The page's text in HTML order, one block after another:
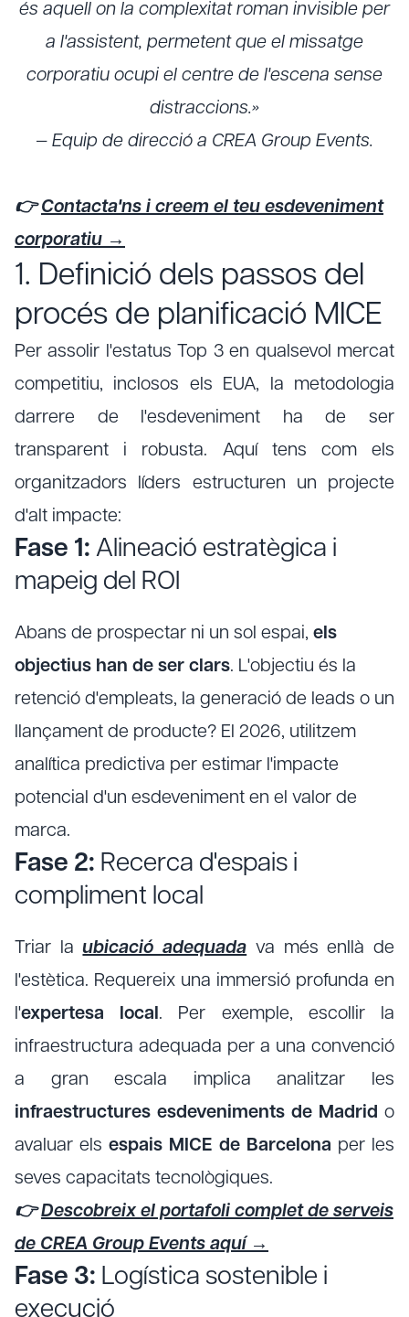
és aquell on la complexitat roman invisible per
a l'assistent, permetent que el missatge
corporatiu ocupi el centre de l'escena sense
distraccions.»
— Equip de direcció a CREA Group Events.
👉Contacta'ns i creem el teu esdeveniment
corporatiu →
1. Definició dels passos del
procés de planificació MICE
Per assolir l'estatus Top 3 en qualsevol mercat
competitiu, inclosos els EUA, la metodologia
darrere de l'esdeveniment ha de ser
transparent i robusta. Aquí tens com els
organitzadors líders estructuren un projecte
d'alt impacte:
Fase 1: Alineació estratègica i
mapeig del ROI
Abans de prospectar ni un sol espai, els
objectius han de ser clars. L'objectiu és la
retenció d'empleats, la generació de leads o un
llançament de producte? El 2026, utilitzem
analítica predictiva per estimar l'impacte
potencial d'un esdeveniment en el valor de
marca.
Fase 2: Recerca d'espais i
compliment local
Triar la ubicació adequada va més enllà de
l'estètica. Requereix una immersió profunda en
l'expertesa local. Per exemple, escollir la
infraestructura adequada per a una convenció
a gran escala implica analitzar les
infraestructures esdeveniments de Madrid o
avaluar elsespais MICE de Barcelona per les
seves capacitats tecnològiques.
👉Descobreix el portafoli complet de serveis
de CREA Group Events aquí →
Fase 3: Logística sostenible i
execució